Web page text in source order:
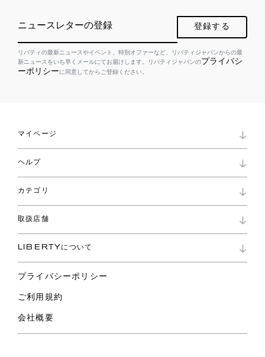
ニュースレターの登録 登録する
リバティの最新ニュースやイベント、特別オファーなど、リバティジャパンからの最
新ニュースをいち早くメールにてお届けします。リバティジャパンのプライバシ
ーポリシーに同意してからご登録ください。
マイページ
ロイヤリティプログラム
パスワード再設定
ショッピングバッグ
ヘルプ
お問い合わせ
よくあるご質問
ご利用ガイド
カテゴリ
コレクション
ファブリックス
バッグ
スカーフ
ウェア
ライフスタイル
スペシャル
取扱店舗
リバティ・ファブリックス
LIBERTYについて
プライバシーポリシー
ご利用規約
会社概要